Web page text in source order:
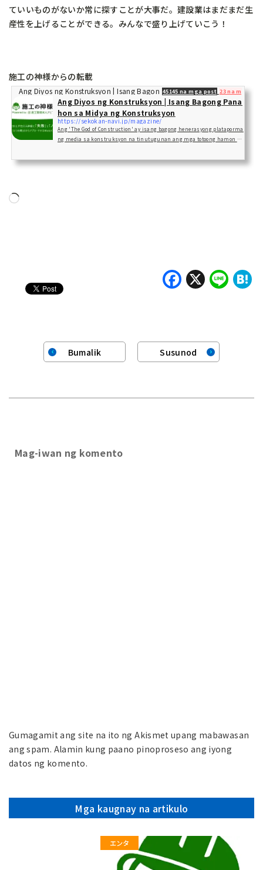
ていいものがないか常に探すことが大事だ。建設業はまだまだ生
産性を上げることができる。みんなで盛り上げていこう！
施工の神様からの転載
Ang Diyos ng Konstruksyon | Isang Bagong Panahon sa Midya ng
45145 na mga post 23 na mga
Ang Diyos ng Konstruksyon | Isang Bagong Pana
hon sa Midya ng Konstruksyon
https://sekokan-navi.jp/magazine/
Ang 'The God of Construction' ay isang bagong henerasyong plataporma
ng media sa konstruksyon na tinutugunan ang mga totoong hamon na
ng 'kabiguan'.
Naglo-
X
Bumalik Susunod
Mag-iwan ng komento
Gumagamit ang site na ito ng Akismet upang mabawasan
ang spam. Alamin kung paano pinoproseso ang iyong
datos ng komento.
Mga kaugnay na artikulo